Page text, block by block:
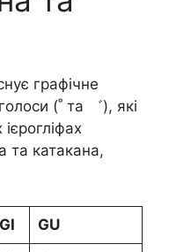
графічне
(˚ та ゛), які
та катакана,
GI GU